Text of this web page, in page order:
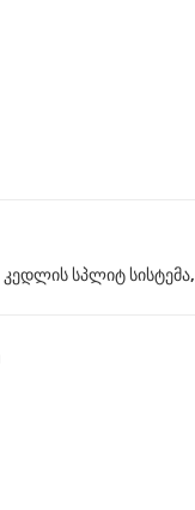
კედლის სპლიტ სისტემა,